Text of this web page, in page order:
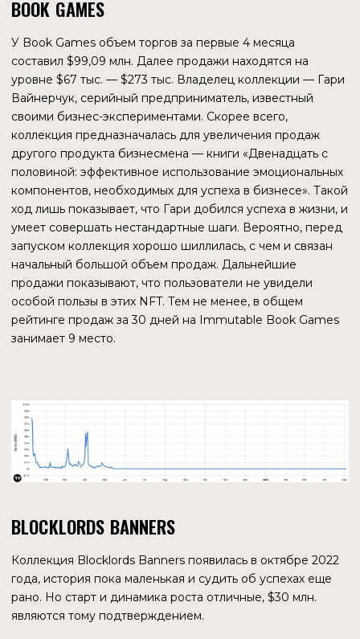
ПАРТНЕРЫ
Кроме относительно небольших партнерств, у компании
Immutable есть ряд крупных партнеров. TikTok тестирует
возможность заработка создателями контента. В конце
второго квартала 2023 года планируется выход
Immutable zkEVM — продукта, созданного с
использованием технологии Polygon. Таким образом
поставщика решения для создания игр. Запуск zkEVM
не отменяет партнерство со StarkWare, продукт
Immutable X продолжит свою работу.
ИГРОВАЯ ИНДУСТРИЯ
Immutable стала верифицированным партнером Unity —
и приложений. Unity вместе с Unreal является лидером
рынка по созданию видеоигр, и половина из них
создается с его помощью.